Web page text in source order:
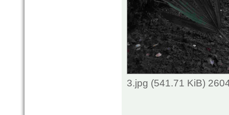
3.jpg (541.71 KiB)